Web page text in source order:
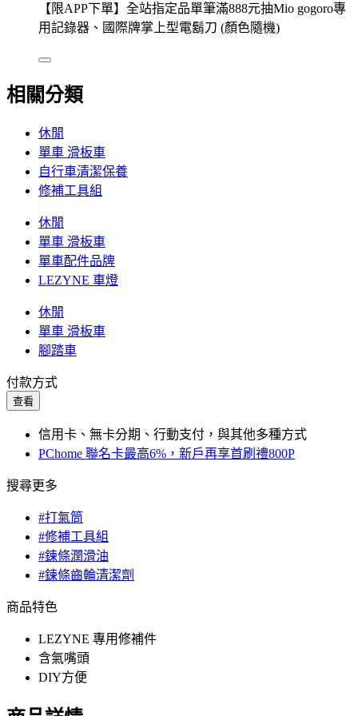
【限APP下單】全站指定品單筆滿888元抽Mio gogoro專
用記錄器、國際牌掌上型電鬍刀 (顏色隨機)
相關分類
休閒
單車 滑板車
自行車清潔保養
修補工具組
休閒
單車 滑板車
單車配件品牌
LEZYNE 車燈
休閒
單車 滑板車
腳踏車
付款方式
查看
信用卡、無卡分期、行動支付，與其他多種方式
PChome 聯名卡最高6%，新戶再享首刷禮800P
搜尋更多
#打氣筒
#修補工具組
#鍊條潤滑油
#鍊條齒輪清潔劑
商品特色
LEZYNE 專用修補件
含氣嘴頭
DIY方便